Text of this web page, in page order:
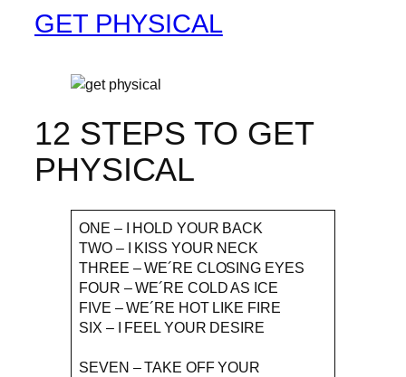
GET PHYSICAL
12 STEPS TO GET
PHYSICAL
ONE – I HOLD YOUR BACK
TWO – I KISS YOUR NECK
THREE – WE´RE CLOSING EYES
FOUR – WE´RE COLD AS ICE
FIVE – WE´RE HOT LIKE FIRE
SIX – I FEEL YOUR DESIRE
SEVEN – TAKE OFF YOUR